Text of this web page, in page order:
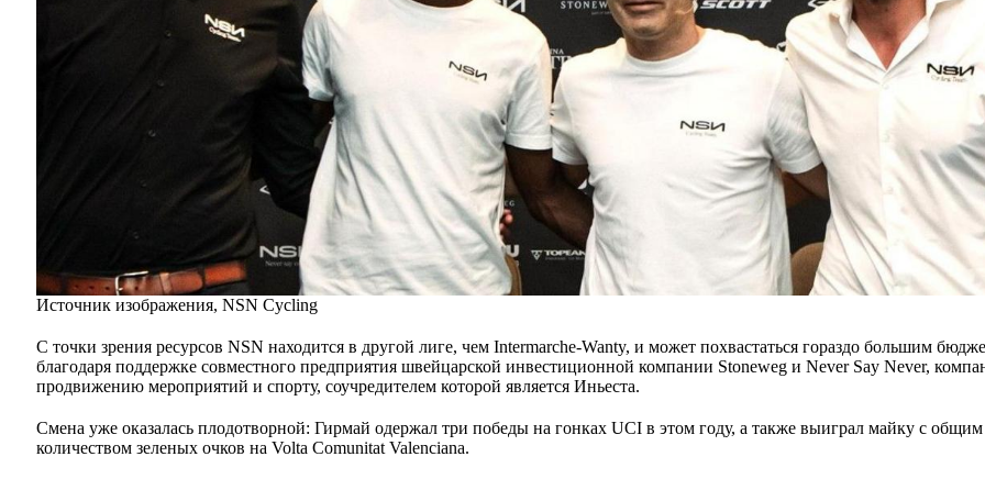
Источник изображения,NSN Cycling
С точки зрения ресурсов NSN находится в другой лиге, чем Intermarche-Wanty, и может похвастаться гораздо большим
благодаря поддержке совместного предприятия швейцарской инвестиционной компании Stoneweg и Never Say Never,
продвижению мероприятий и спорту, соучредителем которой является Иньеста.
Смена уже оказалась плодотворной: Гирмай одержал три победы на гонках UCI в этом году, а также выиграл майку с общим
количеством зеленых очков на Volta Comunitat Valenciana.